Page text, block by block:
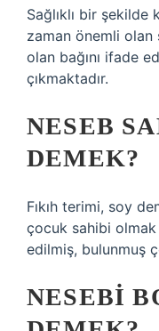
Sağlıklı bir şekilde
zaman önemli olan
olan bağını ifade
çıkmaktadır.
NESEB
DEMEK?
Fıkıh terimi, soy
çocuk sahibi olmak
edilmiş, bulunmuş
NESEBI